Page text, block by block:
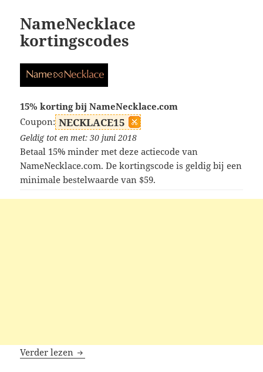
NameNecklace
kortingscodes
15% korting bij NameNecklace.com
Coupon: NECKLACE15
Geldig tot en met: 30 juni 2018
Betaal 15% minder met deze actiecode van
NameNecklace.com. De kortingscode is geldig bij een
minimale bestelwaarde van $59.
Verder lezen NameNecklace kortingscodes